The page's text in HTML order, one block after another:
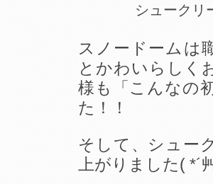
シュークリ
スノードームは
とかわいらしく
様も「こんなの
た！！
そして、シュー
上がりました( *´